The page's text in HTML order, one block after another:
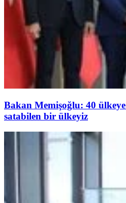
Bakan Memişoğlu: 40
satabilen bir ülkeyiz